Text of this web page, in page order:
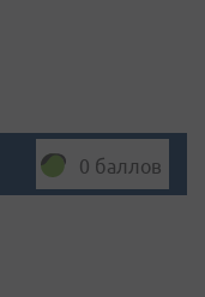
0 баллов